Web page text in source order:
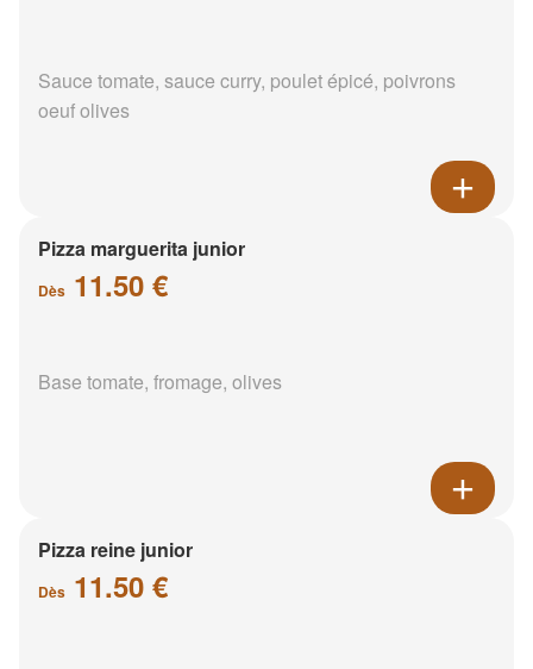
Sauce tomate, sauce curry, poulet épicé, poivrons
oeuf olives
Pizza marguerita junior
Dès 11.50 €
Base tomate, fromage, olives
Pizza reine junior
Dès 11.50 €